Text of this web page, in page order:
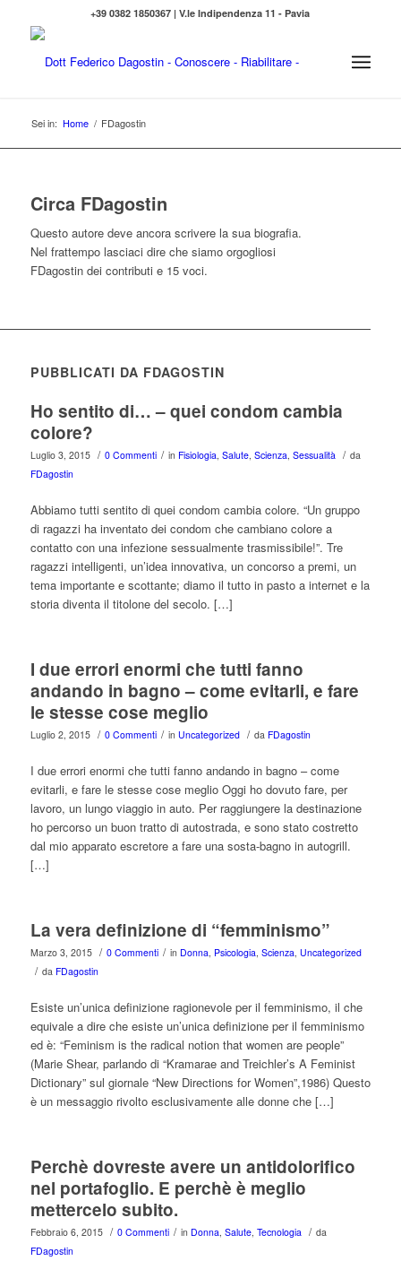
+39 0382 1850367 | V.le Indipendenza 11 - Pavia
Sei in: Home / FDagostin
Circa FDagostin
Questo autore deve ancora scrivere la sua biografia.
Nel frattempo lasciaci dire che siamo orgogliosi
FDagostindei contributi e 15 voci.
PUBBLICATI DA FDAGOSTIN
Ho sentito di… – quei condom cambia
colore?
Luglio 3, 2015 / 0 Commenti / in Fisiologia, Salute, Scienza, Sessualità / da
FDagostin
Abbiamo tutti sentito di quei condom cambia colore. “Un gruppo
di ragazzi ha inventato dei condom che cambiano colore a
contatto con una infezione sessualmente trasmissibile!”. Tre
ragazzi intelligenti, un’idea innovativa, un concorso a premi, un
tema importante e scottante; diamo il tutto in pasto a internet e la
storia diventa il titolone del secolo. […]
I due errori enormi che tutti fanno
andando in bagno – come evitarli, e fare
le stesse cose meglio
Luglio 2, 2015 / 0 Commenti / in Uncategorized / da FDagostin
I due errori enormi che tutti fanno andando in bagno – come
evitarli, e fare le stesse cose meglio Oggi ho dovuto fare, per
lavoro, un lungo viaggio in auto. Per raggiungere la destinazione
ho percorso un buon tratto di autostrada, e sono stato costretto
dal mio apparato escretore a fare una sosta-bagno in autogrill.
[…]
La vera definizione di “femminismo”
Marzo 3, 2015 / 0 Commenti / in Donna, Psicologia, Scienza, Uncategorized
/ da FDagostin
Esiste un’unica definizione ragionevole per il femminismo, il che
equivale a dire che esiste un’unica definizione per il femminismo
ed è: “Feminism is the radical notion that women are people”
(Marie Shear, parlando di “Kramarae and Treichler’s A Feminist
Dictionary” sul giornale “New Directions for Women”,1986) Questo
è un messaggio rivolto esclusivamente alle donne che […]
Perchè dovreste avere un antidolorifico
nel portafoglio. E perchè è meglio
mettercelo subito.
Febbraio 6, 2015 / 0 Commenti / in Donna, Salute, Tecnologia / da
FDagostin